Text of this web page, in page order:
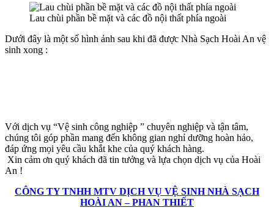
Lau chùi phần bề mặt và các đồ nội thất phía ngoài
Dưới đây là một số hình ảnh sau khi đã được Nhà Sạch Hoài An vệ
sinh xong :
Với dịch vụ “Vệ sinh công nghiệp ” chuyên nghiệp và tận tâm,
chúng tôi góp phần mang đến không gian nghỉ dưỡng hoàn hảo,
đáp ứng mọi yêu cầu khắt khe của quý khách hàng.
Xin cảm ơn quý khách đã tin tưởng và lựa chọn dịch vụ của Hoài
An !
CÔNG TY TNHH MTV DỊCH VỤ VỆ SINH NHÀ SẠCH
HOÀI AN – PHAN THIẾT